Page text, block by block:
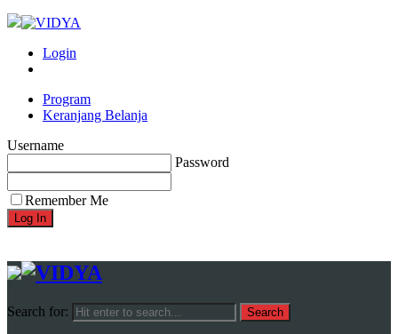
Login
Program
Keranjang Belanja
Username
Password
Remember Me
Search for: